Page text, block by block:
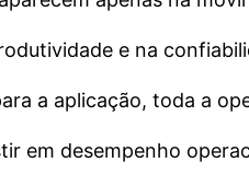
e na
a aplicação, toda a
em desempenho